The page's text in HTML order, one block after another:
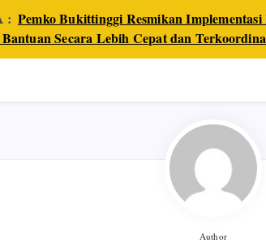
: Pemko Bukittinggi Resmikan
Secara Lebih Cepat dan
Author